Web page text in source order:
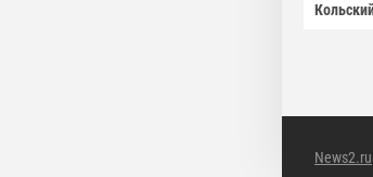
News2.ru